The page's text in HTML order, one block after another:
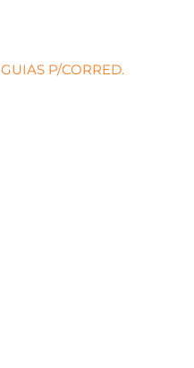
P/CORRED.